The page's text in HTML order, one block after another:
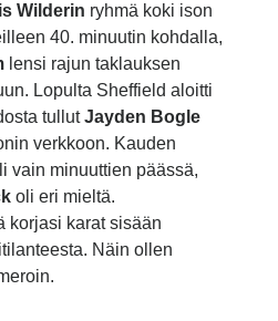
Wilderin ryhmä koki ison
40. minuutin kohdalla,
lensi rajun taklauksen
Lopulta Sheffield aloitti
tullutJayden Bogle
verkkoon. Kauden
vain minuuttien päässä,
oli eri mieltä.
korjasi karat sisään
Näin ollen